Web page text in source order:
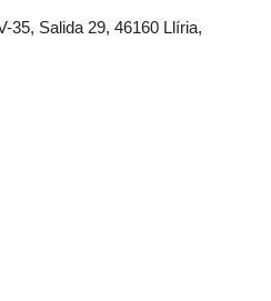
35, Salida 29, 46160 Llíria,